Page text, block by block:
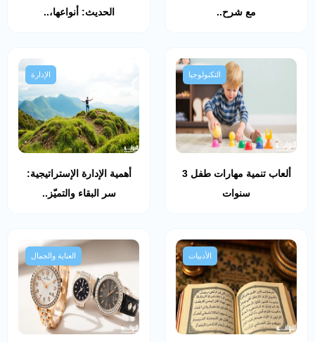
مع شرح..
الحديث: أنواعها،..
التكنولوجيا
ألعاب تنمية مهارات طفل 3
سنوات
الإدارة
أهمية الإدارة الإستراتيجية:
سر البقاء والتميّز..
الأدبيات العناية والجمال